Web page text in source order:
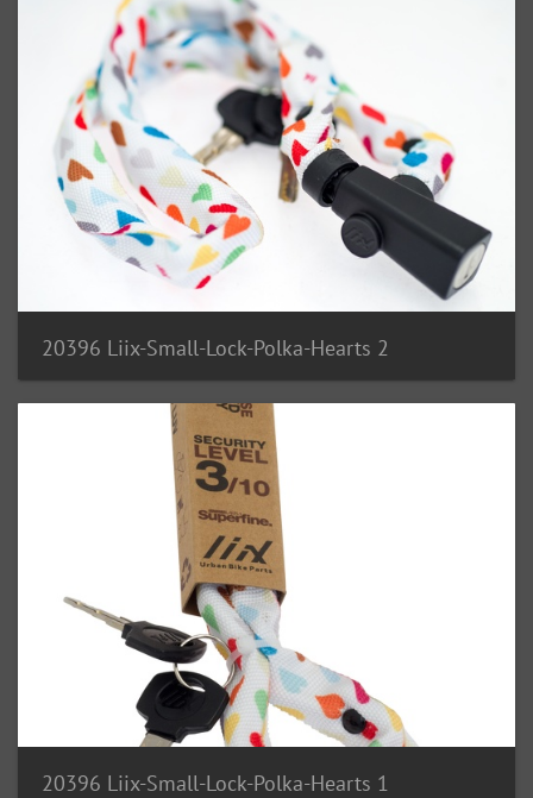
20396 Liix-Small-Lock-Polka-Hearts 2
20396 Liix-Small-Lock-Polka-Hearts 1